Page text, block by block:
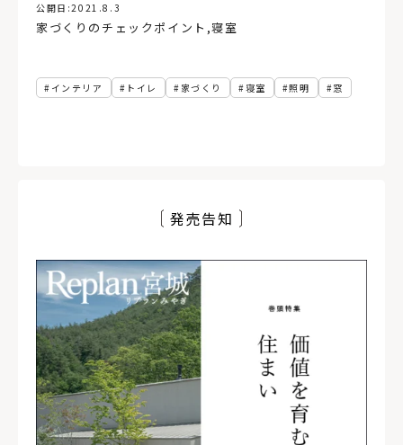
公開日:2021.8.3
家づくりのチェックポイント ,寝室
インテリア トイレ 家づくり 寝室 照明 窓
発売告知